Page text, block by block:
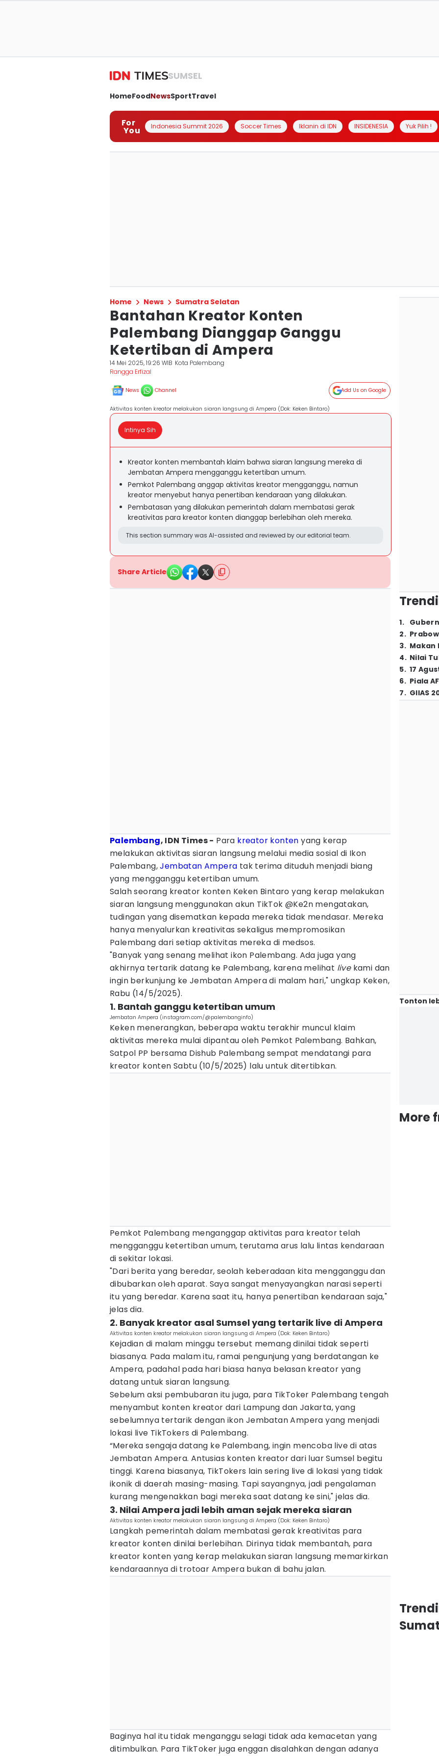
SUMSEL
HomeFoodNewsSportTravel
For
You Indonesia Summit 2026 Soccer Times Iklanin di IDN INSIDENESIA Yuk Pilih !
Home News Sumatra Selatan
Bantahan Kreator Konten
Palembang Dianggap Ganggu
Ketertiban di Ampera
14 Mei 2025, 19:26 WIB Kota Palembang
Rangga Erfizal
News Channel Add Us on Google
Aktivitas konten kreator melakukan siaran langsung di Ampera (Dok: Keken Bintaro)
Intinya Sih
Kreator konten membantah klaim bahwa siaran langsung mereka di
Jembatan Ampera mengganggu ketertiban umum.
Pemkot Palembang anggap aktivitas kreator mengganggu, namun
kreator menyebut hanya penertiban kendaraan yang dilakukan.
Pembatasan yang dilakukan pemerintah dalam membatasi gerak
kreativitas para kreator konten dianggap berlebihan oleh mereka.
This section summary was AI-assisted and reviewed by our editorial team.
Share Article
Palembang, IDN Times - Para kreator konten yang kerap
melakukan aktivitas siaran langsung melalui media sosial di Ikon
Palembang,Jembatan Ampera tak terima dituduh menjadi biang
yang mengganggu ketertiban umum.
Salah seorang kreator konten Keken Bintaro yang kerap melakukan
siaran langsung menggunakan akun TikTok @Ke2n mengatakan,
tudingan yang disematkan kepada mereka tidak mendasar. Mereka
hanya menyalurkan kreativitas sekaligus mempromosikan
Palembang dari setiap aktivitas mereka di medsos.
"Banyak yang senang melihat ikon Palembang. Ada juga yang
akhirnya tertarik datang ke Palembang, karena melihat livekami dan
ingin berkunjung ke Jembatan Ampera di malam hari," ungkap Keken,
Rabu (14/5/2025).
1. Bantah ganggu ketertiban umum
Jembatan Ampera (instagram.com/@palembanginfo)
Keken menerangkan, beberapa waktu terakhir muncul klaim
aktivitas mereka mulai dipantau oleh Pemkot Palembang. Bahkan,
Satpol PP bersama Dishub Palembang sempat mendatangi para
kreator konten Sabtu (10/5/2025) lalu untuk ditertibkan.
Pemkot Palembang menganggap aktivitas para kreator telah
mengganggu ketertiban umum, terutama arus lalu lintas kendaraan
di sekitar lokasi.
"Dari berita yang beredar, seolah keberadaan kita mengganggu dan
dibubarkan oleh aparat. Saya sangat menyayangkan narasi seperti
itu yang beredar. Karena saat itu, hanya penertiban kendaraan saja,"
jelas dia.
2. Banyak kreator asal Sumsel yang tertarik live di Ampera
Aktivitas konten kreator melakukan siaran langsung di Ampera (Dok: Keken Bintaro)
Kejadian di malam minggu tersebut memang dinilai tidak seperti
biasanya. Pada malam itu, ramai pengunjung yang berdatangan ke
Ampera, padahal pada hari biasa hanya belasan kreator yang
datang untuk siaran langsung.
Sebelum aksi pembubaran itu juga, para TikToker Palembang tengah
menyambut konten kreator dari Lampung dan Jakarta, yang
sebelumnya tertarik dengan ikon Jembatan Ampera yang menjadi
lokasi live TikTokers di Palembang.
“Mereka sengaja datang ke Palembang, ingin mencoba live di atas
Jembatan Ampera. Antusias konten kreator dari luar Sumsel begitu
tinggi. Karena biasanya, TikTokers lain sering live di lokasi yang tidak
ikonik di daerah masing-masing. Tapi sayangnya, jadi pengalaman
kurang mengenakkan bagi mereka saat datang ke sini," jelas dia.
3. Nilai Ampera jadi lebih aman sejak mereka siaran
Aktivitas konten kreator melakukan siaran langsung di Ampera (Dok: Keken Bintaro)
Langkah pemerintah dalam membatasi gerak kreativitas para
kreator konten dinilai berlebihan. Dirinya tidak membantah, para
kreator konten yang kerap melakukan siaran langsung memarkirkan
kendaraannya di trotoar Ampera bukan di bahu jalan.
Baginya hal itu tidak menganggu selagi tidak ada kemacetan yang
ditimbulkan. Para TikToker juga enggan disalahkan dengan adanya
1.
2.
3. Makan
4. Nilai
5. 17
6. Piala
7. GIIAS
Tonton
More